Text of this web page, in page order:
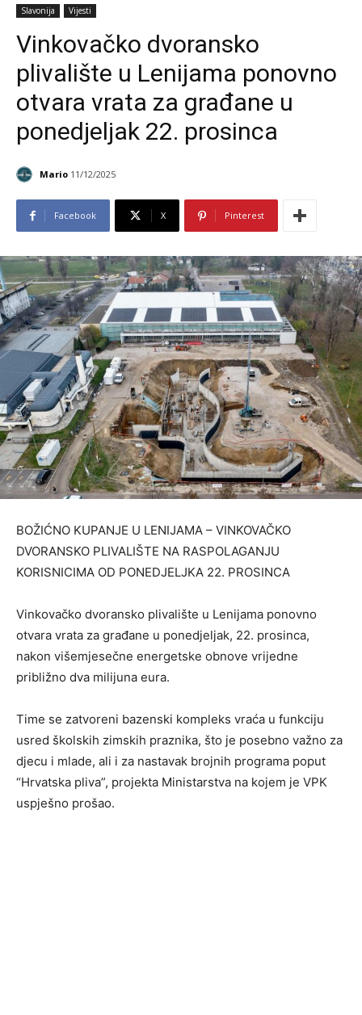
Slavonija Vijesti
Vinkovačko dvoransko
plivalište u Lenijama ponovno
otvara vrata za građane u
ponedjeljak 22. prosinca
Mario 11/12/2025
Facebook X Pinterest
BOŽIĆNO KUPANJE U LENIJAMA – VINKOVAČKO
DVORANSKO PLIVALIŠTE NA RASPOLAGANJU
KORISNICIMA OD PONEDJELJKA 22. PROSINCA
Vinkovačko dvoransko plivalište u Lenijama ponovno
otvara vrata za građane u ponedjeljak, 22. prosinca,
nakon višemjesečne energetske obnove vrijedne
približno dva milijuna eura.
Time se zatvoreni bazenski kompleks vraća u funkciju
usred školskih zimskih praznika, što je posebno važno za
djecu i mlade, ali i za nastavak brojnih programa poput
“Hrvatska pliva”, projekta Ministarstva na kojem je VPK
uspješno prošao.